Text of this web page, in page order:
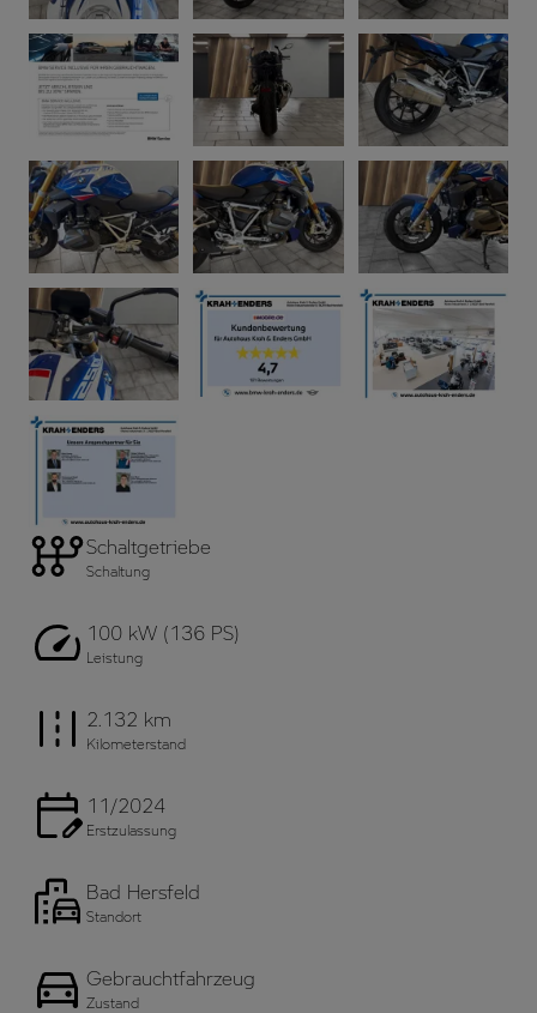
Schaltgetriebe
Schaltung
100 kW (136 PS)
Leistung
2.132 km
Kilometerstand
11/2024
Erstzulassung
Bad Hersfeld
Standort
Gebrauchtfahrzeug
Zustand